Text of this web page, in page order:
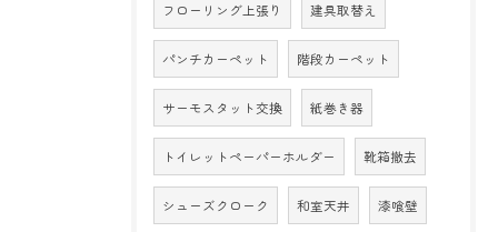
フローリング上張り 建具取替え
パンチカーペット 階段カーペット
サーモスタット交換 紙巻き器
トイレットペーパーホルダー 靴箱撤去
シューズクローク 和室天井 漆喰壁